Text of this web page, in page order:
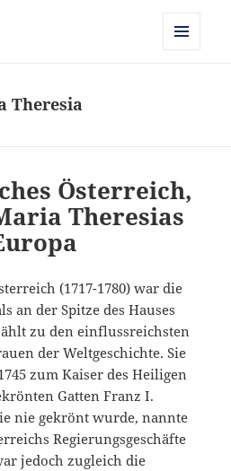
Theresia
Österreich,
Theresias
(1717-1780) war die
an der Spitze des Hauses
zu den einflussreichsten
der Weltgeschichte. Sie
zum Kaiser des Heiligen
Gatten Franz I.
nie gekrönt wurde, nannte
Regierungsgeschäfte
jedoch zugleich die